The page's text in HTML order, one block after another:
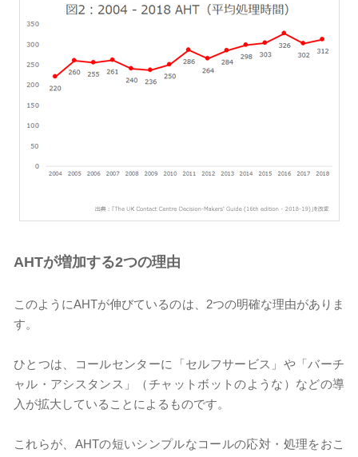
AHTが増加する2つの理由
このようにAHTが伸びているのは、2つの明確な理由がありま
す。
ひとつは、コールセンターに「セルフサービス」や「バーチ
ャル・アシスタンス」（チャットボットのような）などの導
入が拡大していることによるものです。
これらが、AHTの短いシンプルなコールの応対・処理をおこ